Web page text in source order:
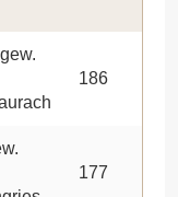
186
177